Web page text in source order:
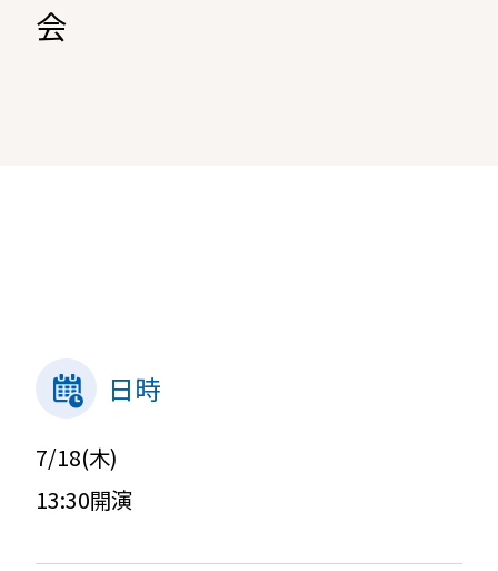
会
日時
7/18(木)
13:30開演